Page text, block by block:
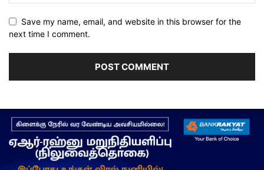
Save my name, email, and website in this browser for the
next time I comment.